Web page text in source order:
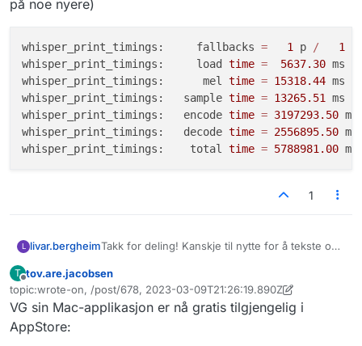
på noe nyere)
whisper_print_timings:     fallbacks = 1 p / 1
whisper_print_timings:     load time = 5637.30 ms
whisper_print_timings:      mel time = 15318.44 ms
whisper_print_timings:   sample time = 13265.51 ms
whisper_print_timings:   encode time = 3197293.50
whisper_print_timings:   decode time = 2556895.50
whisper_print_timings:    total time = 5788981.00
1
L livar.bergheimTakk for deling! Kanskje til nytte for å tekste og
Skal tipse kollegaer internt i Digdir.
Såg artikkel i
Universitetet i Oslo (UiO).
17.02.2023:«Bygde tjeneste som sparer dem
Dei skryt av at dei utvikla dette på rekordtid fordi
T
Frakoblet
tov.are.jacobsen
topic:wrote-on, /post/678, 2023-03-09T21:26:19.890Z
Sist endret av tov.are.jacobsen3. sep. 2023, 21:32
VG sin Mac-applikasjon er nå gratis tilgjengelig i
AppStore: